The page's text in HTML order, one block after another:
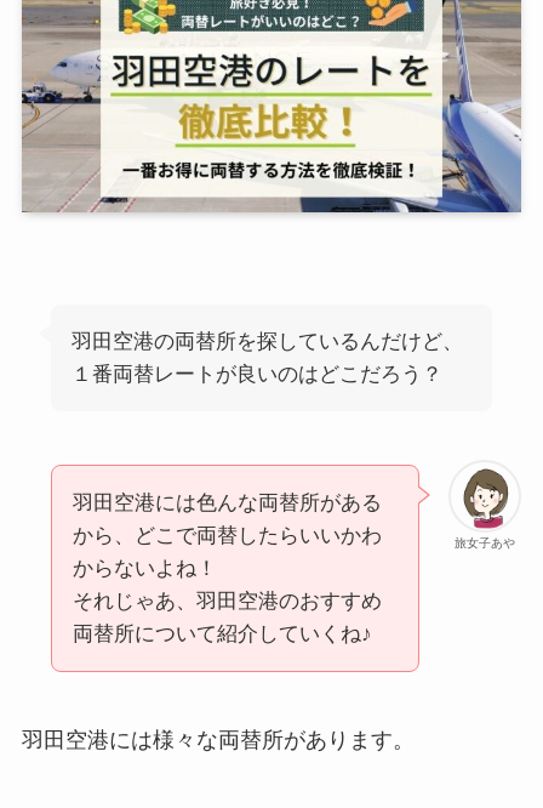
羽田空港の両替所を探しているんだけど、
１番両替レートが良いのはどこだろう？
旅女子あや
羽田空港には色んな両替所がある
から、どこで両替したらいいかわ
からないよね！
それじゃあ、羽田空港のおすすめ
両替所について紹介していくね♪
羽田空港には様々な両替所があります。